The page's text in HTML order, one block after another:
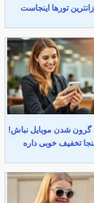
تورها اینجاست
گرون شدن موبایل نباش!
تخفیف خوبی داره